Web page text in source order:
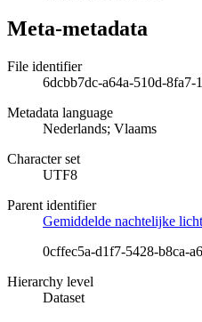
Meta-metadata
File identifier
6dcbb7dc-a64a-510d-8fa7-
Metadata language
Nederlands; Vlaams
Character set
UTF8
Parent identifier
Gemiddelde nachtelijke
0cffec5a-d1f7-5428-b8ca-
Hierarchy level
Dataset